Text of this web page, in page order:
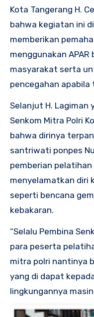
Kota Tangerang H.
bahwa kegiatan ini
memberikan
menggunakan
masyarakat serta
pencegahan apabila
Selanjut H. Lagiman
Senkom Mitra Polri
bahwa dirinya
santriwati ponpes
pemberian
menyelamatkan diri
seperti bencana
kebakaran.
“Selalu Pembina
para peserta
mitra polri nantinya
yang di dapat
lingkungannya